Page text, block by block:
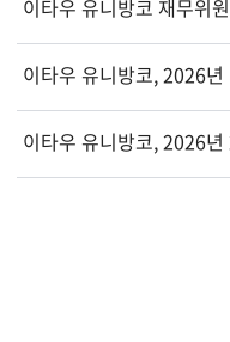
이타우 유니방코 재무위
이타우 유니방코, 2026
이타우 유니방코, 2026